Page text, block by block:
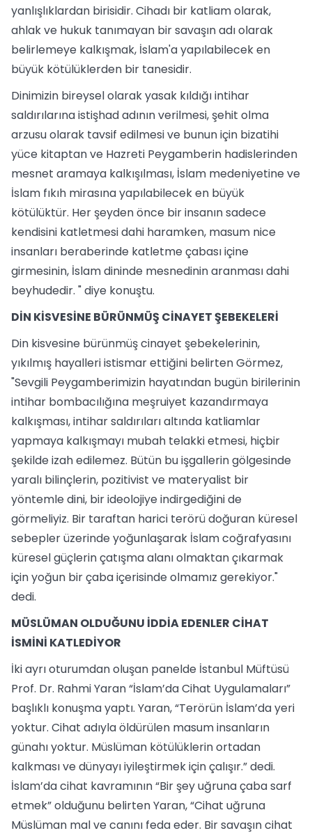
yanlışlıklardan birisidir. Cihadı bir katliam olarak,
ahlak ve hukuk tanımayan bir savaşın adı olarak
belirlemeye kalkışmak, İslam'a yapılabilecek en
büyük kötülüklerden bir tanesidir.
Dinimizin bireysel olarak yasak kıldığı intihar
saldırılarına istişhad adının verilmesi, şehit olma
arzusu olarak tavsif edilmesi ve bunun için bizatihi
yüce kitaptan ve Hazreti Peygamberin hadislerinden
mesnet aramaya kalkışılması, İslam medeniyetine ve
İslam fıkıh mirasına yapılabilecek en büyük
kötülüktür. Her şeyden önce bir insanın sadece
kendisini katletmesi dahi haramken, masum nice
insanları beraberinde katletme çabası içine
girmesinin, İslam dininde mesnedinin aranması dahi
beyhudedir. " diye konuştu.
DİN KİSVESİNE BÜRÜNMÜŞ CİNAYET ŞEBEKELERİ
Din kisvesine bürünmüş cinayet şebekelerinin,
yıkılmış hayalleri istismar ettiğini belirten Görmez,
"Sevgili Peygamberimizin hayatından bugün birilerinin
intihar bombacılığına meşruiyet kazandırmaya
kalkışması, intihar saldırıları altında katliamlar
yapmaya kalkışmayı mubah telakki etmesi, hiçbir
şekilde izah edilemez. Bütün bu işgallerin gölgesinde
yaralı bilinçlerin, pozitivist ve materyalist bir
yöntemle dini, bir ideolojiye indirgediğini de
görmeliyiz. Bir taraftan harici terörü doğuran küresel
sebepler üzerinde yoğunlaşarak İslam coğrafyasını
küresel güçlerin çatışma alanı olmaktan çıkarmak
için yoğun bir çaba içerisinde olmamız gerekiyor."
dedi.
MÜSLÜMAN OLDUĞUNU İDDİA EDENLER CİHAT
İSMİNİ KATLEDİYOR
İki ayrı oturumdan oluşan panelde İstanbul Müftüsü
Prof. Dr. Rahmi Yaran “İslam’da Cihat Uygulamaları”
başlıklı konuşma yaptı. Yaran, “Terörün İslam’da yeri
yoktur. Cihat adıyla öldürülen masum insanların
günahı yoktur. Müslüman kötülüklerin ortadan
kalkması ve dünyayı iyileştirmek için çalışır.” dedi.
İslam’da cihat kavramının “Bir şey uğruna çaba sarf
etmek” olduğunu belirten Yaran, “Cihat uğruna
Müslüman mal ve canını feda eder. Bir savaşın cihat